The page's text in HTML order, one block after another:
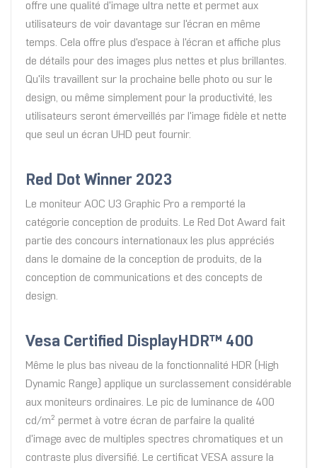
offre une qualité d'image ultra nette et permet aux
utilisateurs de voir davantage sur l'écran en même
temps. Cela offre plus d'espace à l'écran et affiche plus
de détails pour des images plus nettes et plus brillantes.
Qu'ils travaillent sur la prochaine belle photo ou sur le
design, ou même simplement pour la productivité, les
utilisateurs seront émerveillés par l'image fidèle et nette
que seul un écran UHD peut fournir.
Red Dot Winner 2023
Le moniteur AOC U3 Graphic Pro a remporté la
catégorie conception de produits. Le Red Dot Award fait
partie des concours internationaux les plus appréciés
dans le domaine de la conception de produits, de la
conception de communications et des concepts de
design.
Vesa Certified DisplayHDR™ 400
Même le plus bas niveau de la fonctionnalité HDR (High
Dynamic Range) applique un surclassement considérable
aux moniteurs ordinaires. Le pic de luminance de 400
cd/m² permet à votre écran de parfaire la qualité
d'image avec de multiples spectres chromatiques et un
contraste plus diversifié. Le certificat VESA assure la